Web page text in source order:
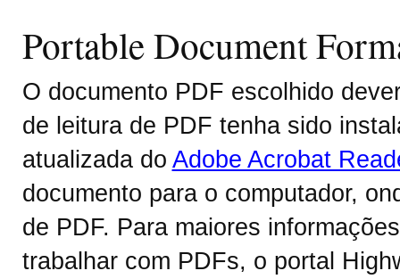
Portable Document
O documento PDF escolhido
de leitura de PDF tenha sido
atualizada do Adobe Acrobat
documento para o computador,
de PDF. Para maiores
trabalhar com PDFs, o portal